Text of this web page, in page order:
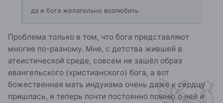
да и бога желательно возлюбить
Проблема только в том, что бога представляют
многие по-разному. Мне, с детства жившей в
атеистической среде, совсем не зашёл образ
евангельского (христианского) бога, а вот
божественная мать индуизма очень даже к сердцу
пришлась, и теперь почти постоянно помню о ней и